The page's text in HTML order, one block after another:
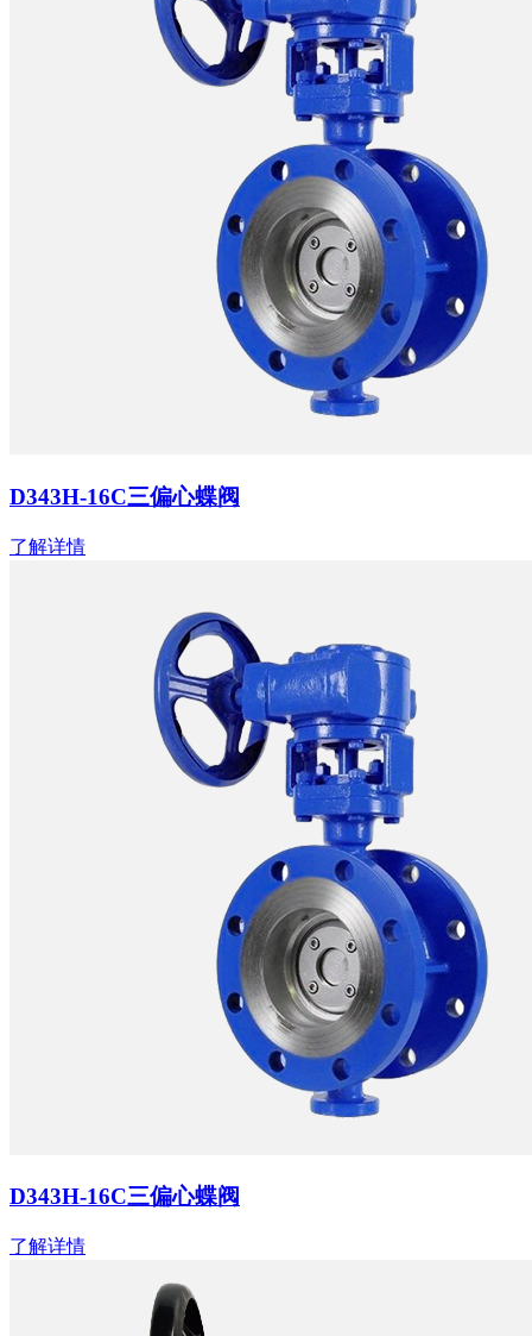
D343H-16C三偏心蝶阀
了解详情
D343H-16C三偏心蝶阀
了解详情